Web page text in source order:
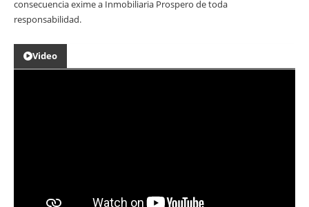
consecuencia exime a Inmobiliaria Prospero de toda
responsabilidad.
Video